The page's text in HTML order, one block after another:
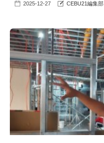
2025-12-27 CEBU21編集部